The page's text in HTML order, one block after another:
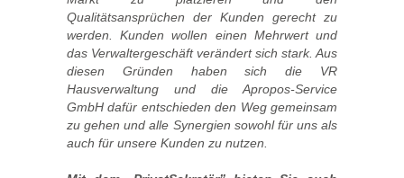
Qualitätsansprüchen der Kunden gerecht zu
werden. Kunden wollen einen Mehrwert und
das Verwaltergeschäft verändert sich stark. Aus
diesen Gründen haben sich die VR
Hausverwaltung und die Apropos-Service
GmbH dafür entschieden den Weg gemeinsam
zu gehen und alle Synergien sowohl für uns als
auch für unsere Kunden zu nutzen.